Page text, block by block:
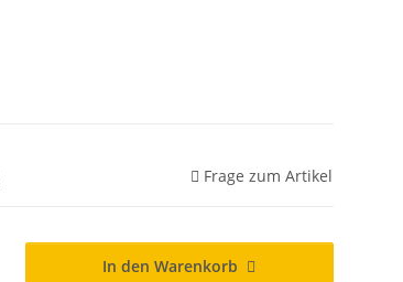
Frage zum Artikel
In den Warenkorb